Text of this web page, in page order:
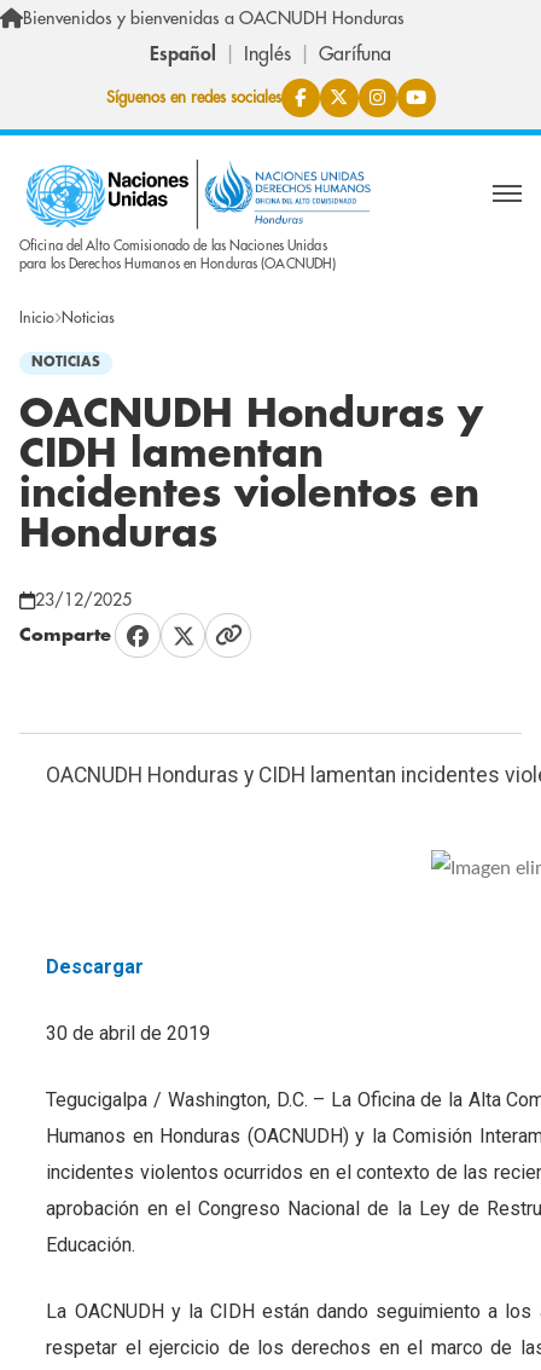
Pasar al contenido principal
Bienvenidos y bienvenidas a OACNUDH Honduras
Español Inglés Garífuna
Síguenos en redes sociales
Oficina del Alto Comisionado de las Naciones Unidas
para los Derechos Humanos en Honduras (OACNUDH)
Inicio Noticias
NOTICIAS
OACNUDH Honduras y
CIDH lamentan
incidentes violentos en
Honduras
23/12/2025
Comparte
OACNUDH Honduras y CIDH lamentan incidentes
Descargar
30 de abril de 2019
Tegucigalpa / Washington, D.C. – La Oficina de la Alta
Humanos en Honduras (OACNUDH) y la Comisión
incidentes violentos ocurridos en el contexto de las
aprobación en el Congreso Nacional de la Ley de
Educación.
La OACNUDH y la CIDH están dando seguimiento a
respetar el ejercicio de los derechos en el marco de